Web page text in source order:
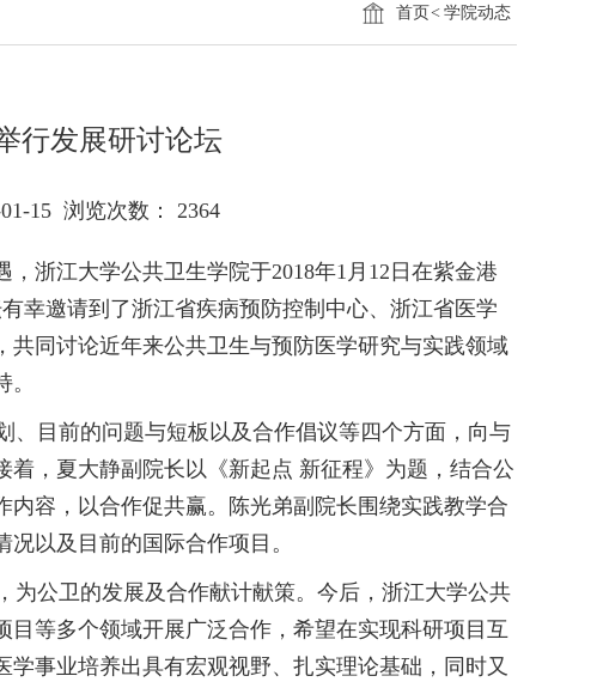
首页< 学院动态
行发展研讨论坛
15 浏览次数： 2364
浙江大学公共卫生学院于2018年1月12日在紫金港
幸邀请到了浙江省疾病预防控制中心、浙江省医学
同讨论近年来公共卫生与预防医学研究与实践领域
目前的问题与短板以及合作倡议等四个方面，向与
，夏大静副院长以《新起点 新征程》为题，结合公
容，以合作促共赢。陈光弟副院长围绕实践教学合
以及目前的国际合作项目。
公卫的发展及合作献计献策。今后，浙江大学公共
等多个领域开展广泛合作，希望在实现科研项目互
事业培养出具有宏观视野、扎实理论基础，同时又